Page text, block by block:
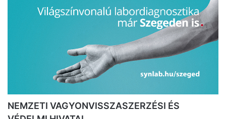
NEMZETI VAGYONVISSZASZERZÉSI ÉS